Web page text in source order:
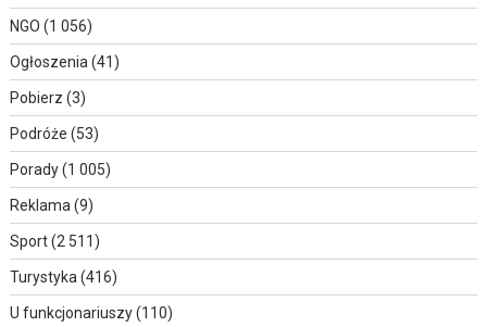
NGO (1 056)
Ogłoszenia (41)
Pobierz (3)
Podróże (53)
Porady(1 005)
Reklama (9)
Sport(2 511)
Turystyka (416)
U funkcjonariuszy(110)